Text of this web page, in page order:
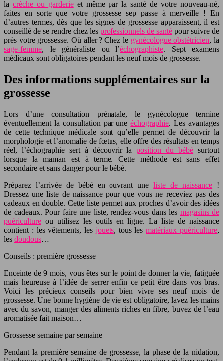
la crèche ou garderieet même par la santé de votre nouveau-né,
faites en sorte que votre grossesse sep passe à merveille ! En
d’autres termes, dès que les signes de grossesse apparaissent, il est
conseillé de se rendre chez les professionnels de santé pour suivre de
près votre grossesse. Où aller ? Chez le gynécologue obstétricien, la
sage-femme, le généraliste ou l’échographiste. Sept examens
médicaux sont obligatoires pendant les neuf mois de grossesse.
Des informations supplémentaires sur la
grossesse
Lors d’une consultation prénatale, le gynécologue termine
éventuellement la consultation par uneéchographie. Les avantages
de cette technique médicale sont qu’elle permet de découvrir la
morphologie et l’anomalie de fœtus, elle offre des résultats en temps
réel, l’échographie sert à découvrir laposition du bébé surtout
lorsque la maman est à terme. Cette méthode est sans effet
secondaire et sans danger pour le bébé.
Préparez l’arrivée de bébé en ouvrant uneliste de naissance !
Dressez une liste de naissance pour que vous ne receviez pas des
cadeaux en double. Cette liste permet aux proches d’avoir des idées
de cadeaux. Pour faire une liste, rendez-vous dans les magasins de
puériculture ou utilisez les outils en ligne. La liste de naissance
contient : les vêtements, les jouets, tous lesmatériaux puériculture,
les doudous…
Conseils : première grossesse
Enceinte de 9 mois, vous êtes sur le point de donner la vie, fatiguée
mais heureuse à l’idée de serrer enfin ce petit être dans vos bras.
Voici les précieux conseils pour bien vivre ses neuf mois de
grossesse. Une bonne hygiène de vie est obligatoire, lavez les mains
avec du savon, manger des aliments riches en fibre, buvez de l’eau
aromatisée fait maison…
Grossesse semaine par semaine
Pendant la première semaine de grossesse, la phase de la nidation,